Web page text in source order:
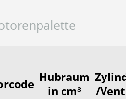
Hubraum
in cm³
/